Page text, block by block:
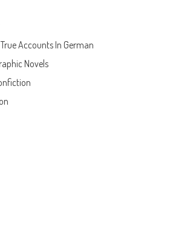
Accounts In German
Novels